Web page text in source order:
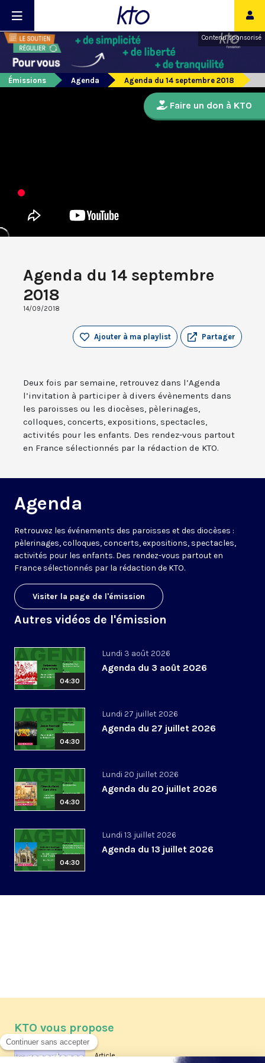
Contenu sponsorisé
Émissions Agenda Agenda du 14 septembre 2018
Agenda du 14 septembre
2018
14/09/2018
Partager
Ajouter à ma playlist
Deux fois par semaine, retrouvez dans l’Agenda
l’invitation à participer à divers évènements dans
les paroisses ou les diocèses, pèlerinages,
colloques, concerts, expositions, spectacles,
activités pour les enfants. Des rendez-vous partout
en France sélectionnés par la rédaction de KTO.
Agenda
Retrouvez les événements des paroisses et des diocèses :
pèlerinages, colloques, concerts, expositions, spectacles,
activités pour les enfants. Des rendez-vous partout en
France sélectionnés par la rédaction de KTO.
Visiter la page de l'émission
Autres vidéos de l'émission
04:30
Lundi 3 août 2026
Agenda du 3 août 2026
04:30
Lundi 27 juillet 2026
Agenda du 27 juillet 2026
04:30
Lundi 20 juillet 2026
Agenda du 20 juillet 2026
04:30
Lundi 13 juillet 2026
Agenda du 13 juillet 2026
Faire un don à KTO
KTO vous propose
Article